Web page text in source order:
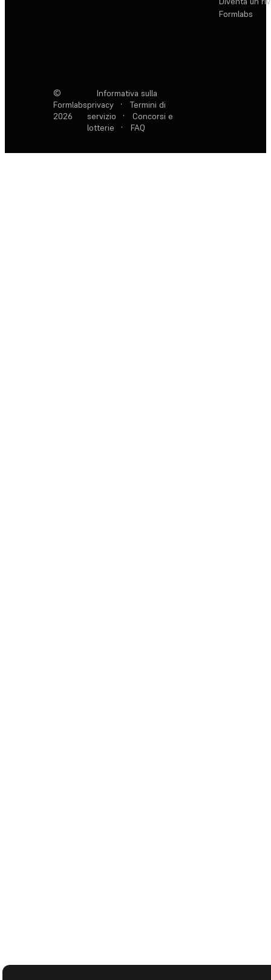
Formlabs
©
Formlabs
2026
Informativa sulla
privacy
·
Termini di
servizio
·
Concorsi e
lotterie
· FAQ